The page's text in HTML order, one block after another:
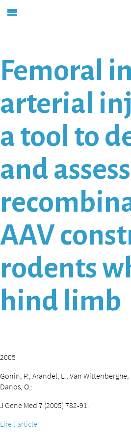
Femoral
arterial
a tool to
and assess
AAV
rodents
hind limb
2005
Gonin, P., Arandel, L., Van Wittenberghe,
Danos, O.:
J Gene Med 7 (2005) 782-91.
Lire l'article